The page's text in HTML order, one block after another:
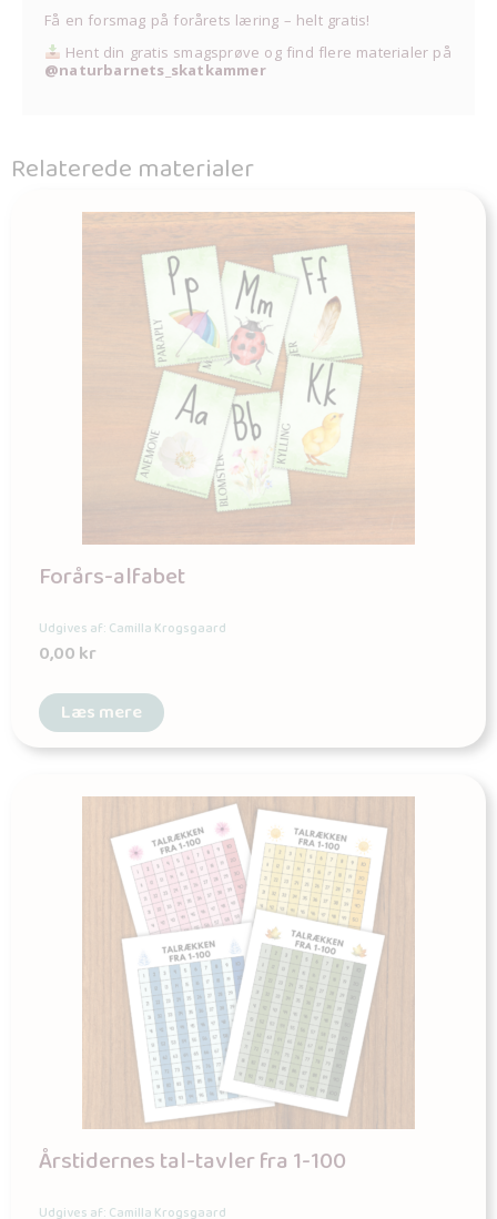
Få en forsmag på forårets læring – helt gratis!
Hent din gratis smagsprøve og find flere materialer på
@naturbarnets_skatkammer
Relaterede materialer
Forårs-alfabet
Udgives af: Camilla Krogsgaard
0,00kr
Læs mere
Årstidernes tal-tavler fra 1-100
Udgives af: Camilla Krogsgaard